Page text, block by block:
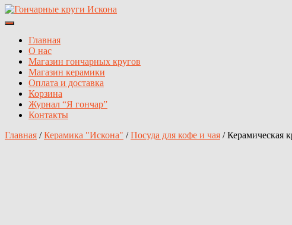
Переключить навигацию
Главная
О нас
Магазин гончарных кругов
Магазин керамики
Оплата и доставка
Корзина
Журнал “Я гончар”
Контакты
Главная /Керамика "Искона" /Посуда для кофе и чая / Керамическая